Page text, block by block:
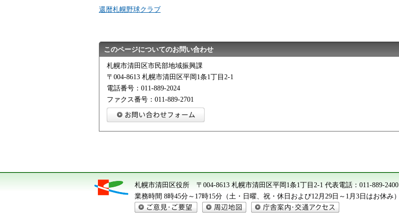
還暦札幌野球クラブ
このページについてのお問い合わせ
札幌市清田区市民部地域振興課
〒004-8613 札幌市清田区平岡1条1丁目2-1
電話番号：011-889-2024
ファクス番号：011-889-2701
札幌市清田区役所 〒004-8613 札幌市清田区平岡1条1丁目2-1 代表電話： 011-889-2400
業務時間 8時45分～17時15分（土・日曜、祝・休日および12月29日～1月3日はお休み）
ご意見・ご要望
周辺地図 庁舎案内・交通アクセス